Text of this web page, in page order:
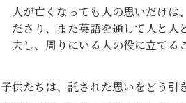
人が亡くなっても人の思いだけ
ださり、また英語を通して人と
夫し、周りにいる人の役に立てる
子供たちは、託された思いをどう